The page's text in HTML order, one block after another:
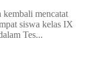
mencatat
siswa kelas IX
Tes...